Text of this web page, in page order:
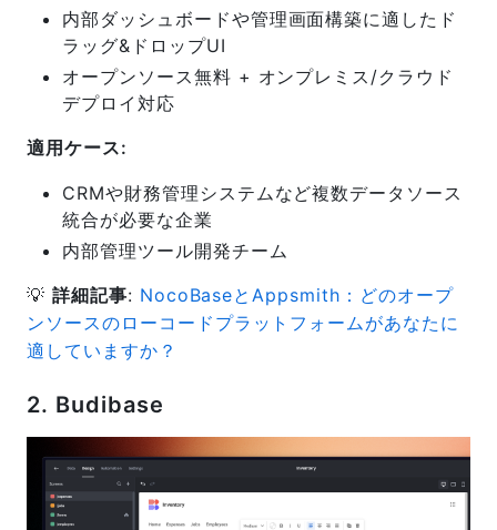
内部ダッシュボードや管理画面構築に適したド
ラッグ&ドロップUI
オープンソース無料 + オンプレミス/クラウド
デプロイ対応
適用ケース:
CRMや財務管理システムなど複数データソース
統合が必要な企業
内部管理ツール開発チーム
💡 詳細記事: NocoBaseとAppsmith：どのオープ
ンソースのローコードプラットフォームがあなたに
適していますか？
2. Budibase